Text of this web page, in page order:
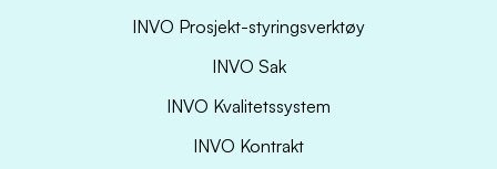
INVO Prosjekt-styringsverktøy
INVO Sak
INVO Kvalitetssystem
INVO Kontrakt